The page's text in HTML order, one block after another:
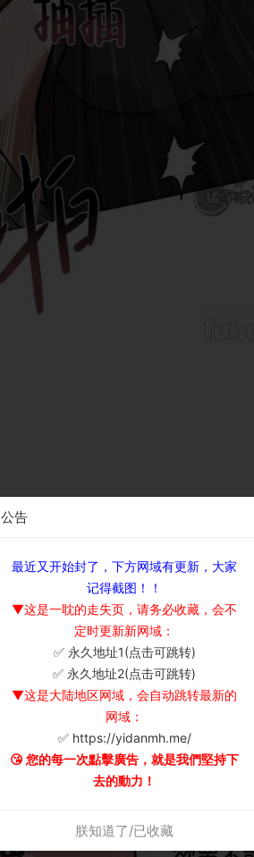
公告
最近又开始封了，下方网域有更新，大家
记得截图！！
▼这是一耽的走失页，请务必收藏，会不
定时更新新网域：
✅ 永久地址1(点击可跳转)
✅ 永久地址2(点击可跳转)
▼这是大陆地区网域，会自动跳转最新的
网域：
✅ https://yidanmh.me/
😘 您的每一次點擊廣告，就是我們堅持下
去的動力！
朕知道了/已收藏